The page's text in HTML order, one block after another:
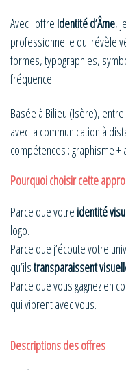
Avec l'offre Identité d’Âme,
professionnelle qui révèle
formes, typographies,
fréquence.
Basée à Bilieu (Isère),
avec la communication à
compétences : graphisme +
Pourquoi choisir cette
Parce que votre identité
logo.
Parce que j’écoute votre
qu’ilstransparaissent
Parce que vous gagnez en
qui vibrent avec vous.
Descriptions des offres